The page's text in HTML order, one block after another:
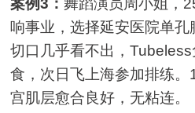
案例3： 舞蹈演员周小姐，
响事业，选择延安医院单
切口几乎看不出，
食，次日飞上海参加排练
宫肌层愈合良好，无粘连。